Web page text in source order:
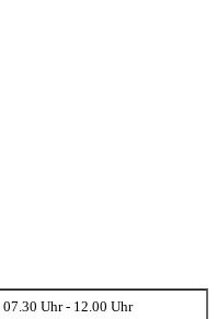
07.30 Uhr - 12.00 Uhr